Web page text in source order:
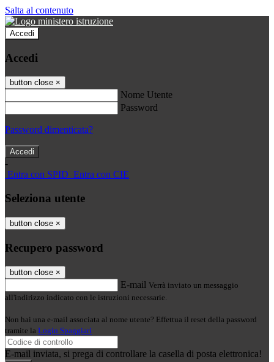
Salta al contenuto
Accedi
Accedi
button close ×
Nome Utente
Password
Password dimenticata?
-
Entra con SPID Entra con CIE
Seleziona utente
button close ×
Recupero password
button close ×
E-mail Verrà inviato un messaggio
all'indirizzo indicato con le istruzioni necessarie.
Non hai una e-mail associata al nome utente? Effettua il reset della password
tramite la Login Spaggiari
E-mail inviata, si prega di controllare la casella di posta elettronica!